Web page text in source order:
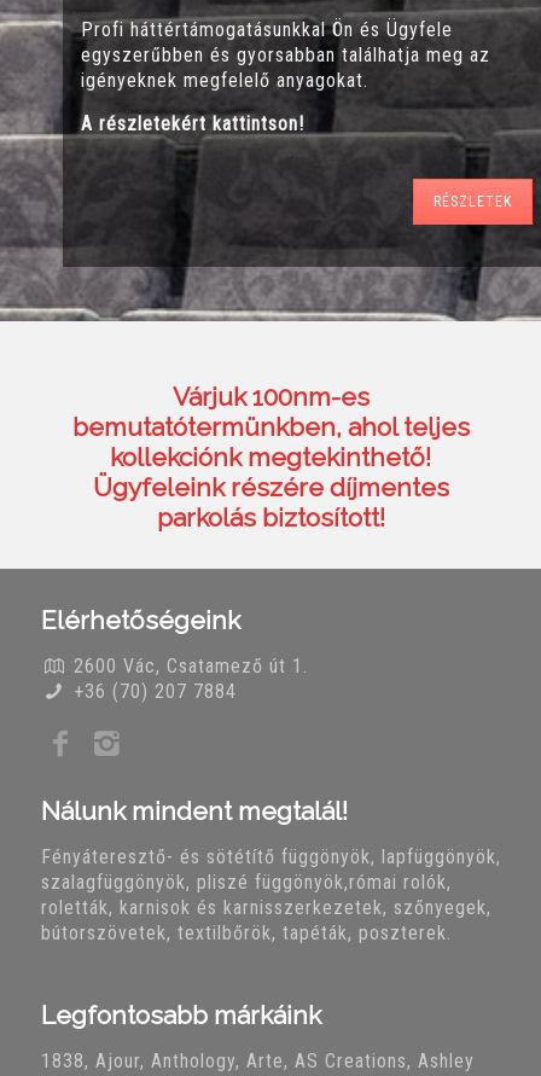
Profi háttértámogatásunkkal Ön és Ügyfele
egyszerűbben és gyorsabban találhatja meg az
igényeknek megfelelő anyagokat.
A részletekért kattintson!
RÉSZLETEK
Várjuk 100nm-es
bemutatótermünkben, ahol teljes
kollekciónk megtekinthető!
Ügyfeleink részére díjmentes
parkolás biztosított!
Elérhetőségeink
2600 Vác, Csatamező út 1.
+36 (70) 207 7884
Nálunk mindent megtalál!
Fényáteresztő- és sötétítő függönyök, lapfüggönyök,
szalagfüggönyök, pliszé függönyök,római rolók,
roletták, karnisok és karnisszerkezetek, szőnyegek,
bútorszövetek, textilbőrök, tapéták, poszterek.
Legfontosabb márkáink
1838, Ajour, Anthology, Arte, AS Creations, Ashley